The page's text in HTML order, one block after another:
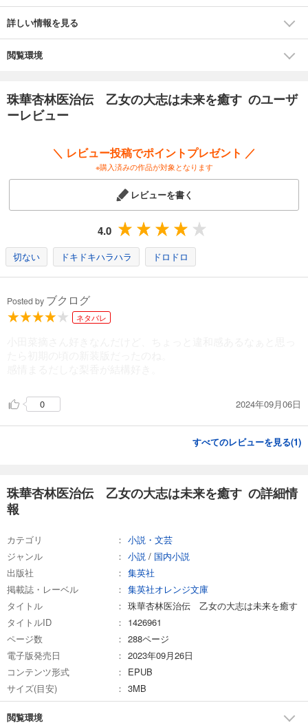
詳しい情報を見る
閲覧環境
珠華杏林医治伝 乙女の大志は未来を癒す のユーザ
ーレビュー
＼ レビュー投稿でポイントプレゼント ／
※購入済みの作品が対象となります
レビューを書く
4.0
切ない ドキドキハラハラ ドロドロ
Posted by ブクログ
ネタバレ
0 2024年09月06日
すべてのレビューを見る(1)
珠華杏林医治伝 乙女の大志は未来を癒す の詳細情
報
カテゴリ
小説・文芸
ジャンル
小説 / 国内小説
出版社
集英社
掲載誌・レーベル
集英社オレンジ文庫
タイトル
珠華杏林医治伝 乙女の大志は未来を癒す
タイトルID
1426961
ページ数
288ページ
電子版発売日
2023年09月26日
コンテンツ形式
EPUB
サイズ(目安)
3MB
閲覧環境